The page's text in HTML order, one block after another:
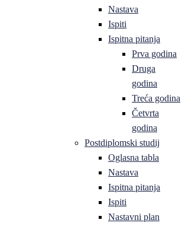
Nastava
Ispiti
Ispitna pitanja
Prva godina
Druga
godina
Treća godina
Četvrta
godina
Postdiplomski studij
Oglasna tabla
Nastava
Ispitna pitanja
Ispiti
Nastavni plan